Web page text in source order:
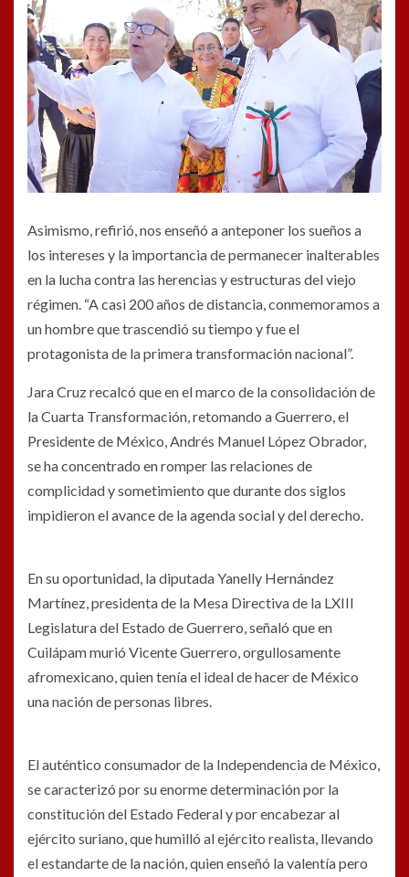
Asimismo, refirió, nos enseñó a anteponer los sueños a
los intereses y la importancia de permanecer inalterables
en la lucha contra las herencias y estructuras del viejo
régimen. “A casi 200 años de distancia, conmemoramos a
un hombre que trascendió su tiempo y fue el
protagonista de la primera transformación nacional”.
Jara Cruz recalcó que en el marco de la consolidación de
la Cuarta Transformación, retomando a Guerrero, el
Presidente de México, Andrés Manuel López Obrador,
se ha concentrado en romper las relaciones de
complicidad y sometimiento que durante dos siglos
impidieron el avance de la agenda social y del derecho.
En su oportunidad, la diputada Yanelly Hernández
Martínez, presidenta de la Mesa Directiva de la LXIII
Legislatura del Estado de Guerrero, señaló que en
Cuilápam murió Vicente Guerrero, orgullosamente
afromexicano, quien tenía el ideal de hacer de México
una nación de personas libres.
El auténtico consumador de la Independencia de México,
se caracterizó por su enorme determinación por la
constitución del Estado Federal y por encabezar al
ejército suriano, que humilló al ejército realista, llevando
el estandarte de la nación, quien enseñó la valentía pero